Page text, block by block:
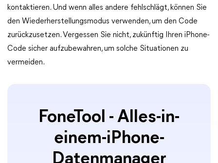
kontaktieren. Und wenn alles andere fehlschlägt, können Sie
den Wiederherstellungsmodus verwenden, um den Code
zurückzusetzen. Vergessen Sie nicht, zukünftig Ihren iPhone-
Code sicher aufzubewahren, um solche Situationen zu
vermeiden.
FoneTool - Alles-in-
einem-iPhone-